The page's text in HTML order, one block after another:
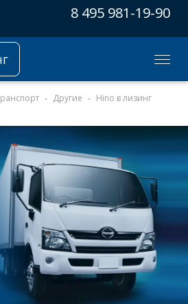
8 495 981-19-90
Другие Hino в лизинг